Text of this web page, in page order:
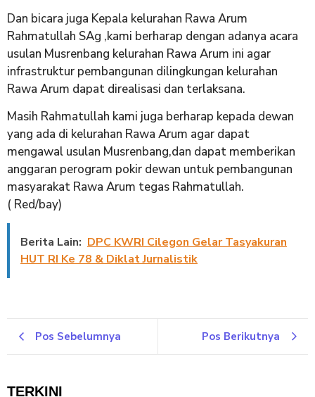
Dan bicara juga Kepala kelurahan Rawa Arum
Rahmatullah SAg ,kami berharap dengan adanya acara
usulan Musrenbang kelurahan Rawa Arum ini agar
infrastruktur pembangunan dilingkungan kelurahan
Rawa Arum dapat direalisasi dan terlaksana.
Masih Rahmatullah kami juga berharap kepada dewan
yang ada di kelurahan Rawa Arum agar dapat
mengawal usulan Musrenbang,dan dapat memberikan
anggaran perogram pokir dewan untuk pembangunan
masyarakat Rawa Arum tegas Rahmatullah.
( Red/bay)
Berita Lain: DPC KWRI Cilegon Gelar Tasyakuran
HUT RI Ke 78 & Diklat Jurnalistik
Pos Sebelumnya Pos Berikutnya
TERKINI